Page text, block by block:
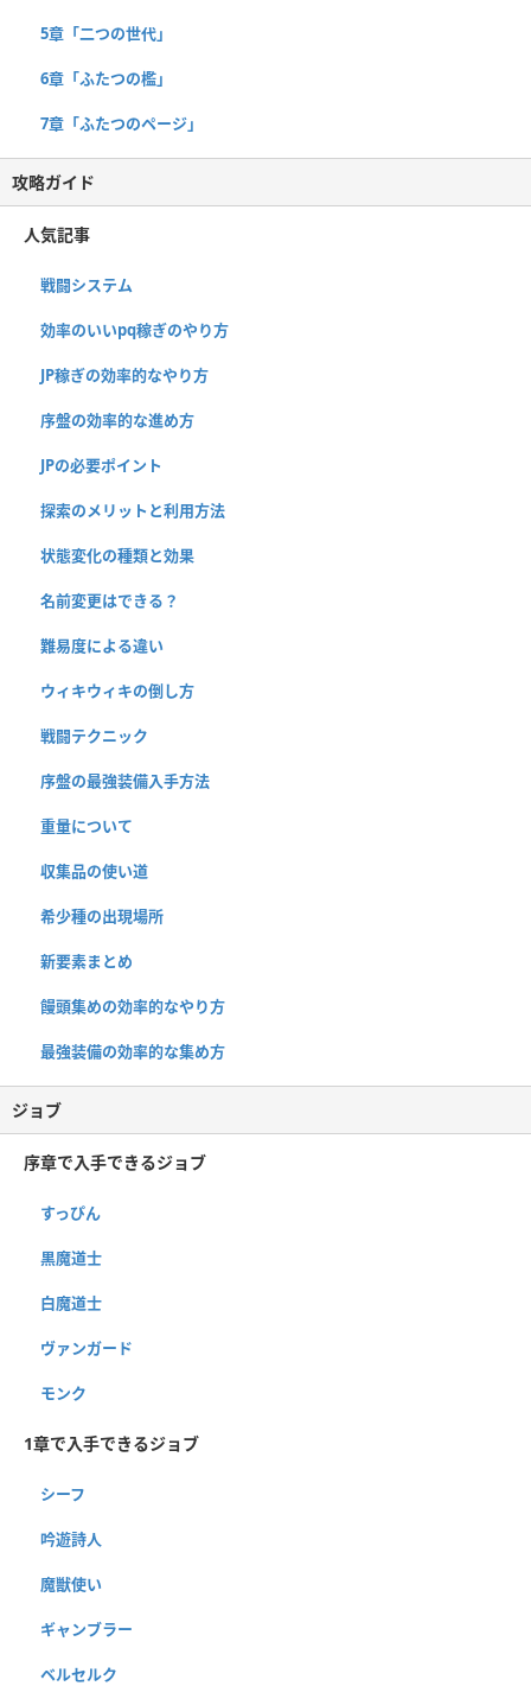
5章「二つの世代」
6章「ふたつの檻」
7章「ふたつのページ」
攻略ガイド
人気記事
戦闘システム
効率のいいpq稼ぎのやり方
JP稼ぎの効率的なやり方
序盤の効率的な進め方
JPの必要ポイント
探索のメリットと利用方法
状態変化の種類と効果
名前変更はできる？
難易度による違い
ウィキウィキの倒し方
戦闘テクニック
序盤の最強装備入手方法
重量について
収集品の使い道
希少種の出現場所
新要素まとめ
饅頭集めの効率的なやり方
最強装備の効率的な集め方
ジョブ
序章で入手できるジョブ
すっぴん
黒魔道士
白魔道士
ヴァンガード
モンク
1章で入手できるジョブ
シーフ
吟遊詩人
魔獣使い
ギャンブラー
ベルセルク